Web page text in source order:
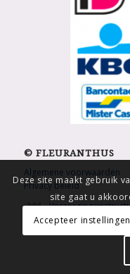
© FLEURANTHUS
Algemene voorwaarden
Privacy beleid
Deze site maakt gebruik
site gaat u
Accepteer instellingen